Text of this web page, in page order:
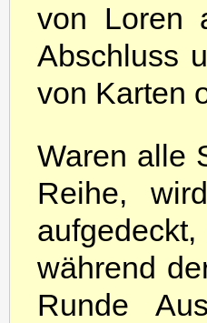
von Loren
Abschluss
von Karten
Waren alle
Reihe,
während
Runde